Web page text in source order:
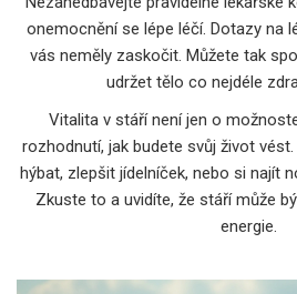
onemocnění se lépe léčí. Dotazy na
vás neměly zaskočit. Můžete tak
udržet tělo co nejdéle
Vitalita v stáří není jen o
rozhodnutí, jak budete svůj život
hýbat, zlepšit jídelníček, nebo si najít
Zkuste to a uvidíte, že stáří může
energie.